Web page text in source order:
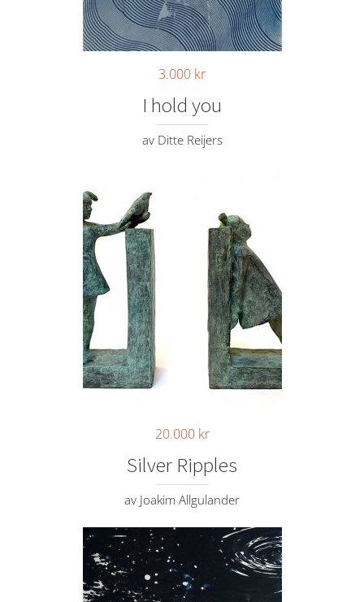
3.000 kr
I hold you
av Ditte Reijers
20.000 kr
Silver Ripples
av Joakim Allgulander